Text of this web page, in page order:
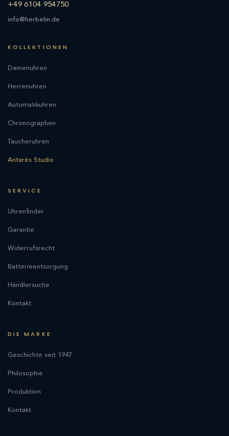
+49 6104 954750
info@herbelin.de
KOLLEKTIONEN
Damenuhren
Herrenuhren
Automatikuhren
Chronographen
Taucheruhren
Antarès Studio
SERVICE
Uhrenfinder
Garantie
Widerrufsrecht
Batterieentsorgung
Händlersuche
Kontakt
DIE MARKE
Geschichte seit 1947
Philosophie
Produktion
Kontakt